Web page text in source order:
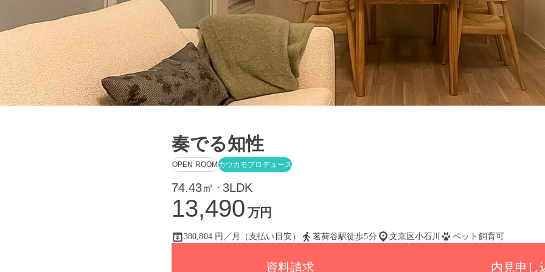
奏でる知性
OPEN ROOMカウカモプロデュース
74.43㎡ ・ 3LDK
13,490 万円
380,804 円／月（支払い目安） 茗荷谷駅徒歩5分 文京区小石川 ペット飼育可
資料請求 内見申し